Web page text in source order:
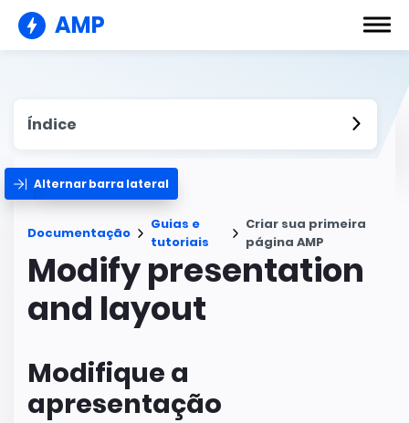
AMP
Índice
Alternar barra lateral
Documentação
Guias e
tutoriais
Criar sua primeira
página AMP
Modify presentation
and layout
Modifique a
apresentação